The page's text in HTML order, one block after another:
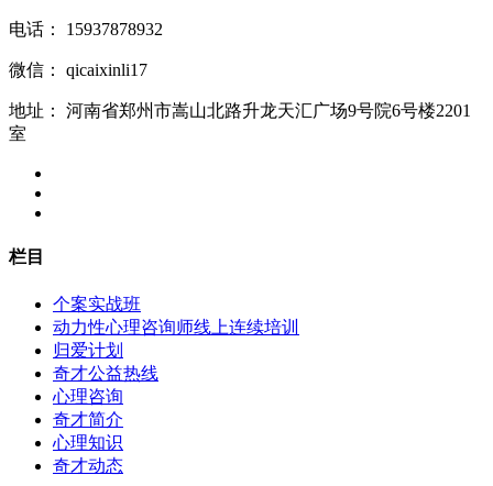
电话： 15937878932
微信： qicaixinli17
地址：
河南省郑州市嵩山北路升龙天汇广场9号院6号楼2201
室
栏目
个案实战班
动力性心理咨询师线上连续培训
归爱计划
奇才公益热线
心理咨询
奇才简介
心理知识
奇才动态